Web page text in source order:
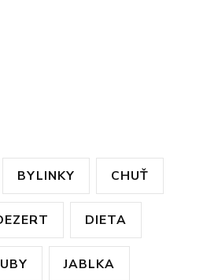
BYLINKY CHUŤ
DIETA
JABLKA